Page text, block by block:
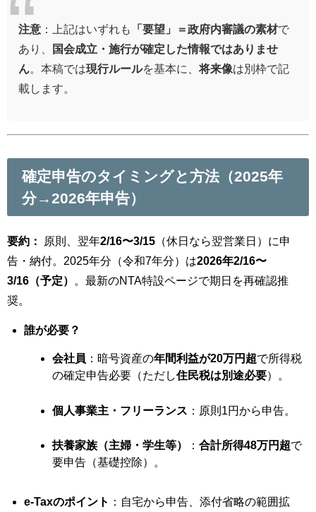
注意 ：上記はいずれも 「要望」＝政府内審議の素材で
あり、
国会成立・施行が確定した情報ではありませ
ん。本稿では現行ルールを基本に、将来像は別枠で記
載します。
確定申告のタイミングと方法（2025年
分→2026年申告）
要約： 原則、翌年2/16〜3/15 （休日なら翌営業日）に申
告・納付。2025年分（令和7年分）は2026年2/16〜
3/16（予定）
。最新のNTA特設ページで期日を再確認推
奨。
誰が必要？
会社員 ：暗号資産の年間利益が20万円超で所得税
の確定申告必要（ただし住民税は別途必要）。
個人事業主・フリーランス ：原則1円から申告。
扶養家族（主婦・学生等） ： 合計所得48万円超で
要申告（基礎控除）。
e-Taxのポイント
：自宅から申告、添付省略の範囲拡